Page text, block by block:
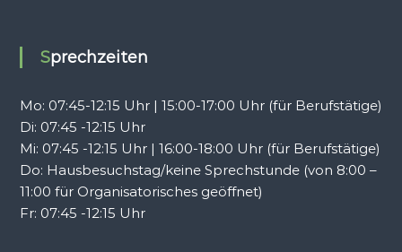
Sprechzeiten
Mo: 07:45-12:15 Uhr | 15:00-17:00 Uhr (für Berufstätige)
Di: 07:45 -12:15 Uhr
Mi: 07:45 -12:15 Uhr | 16:00-18:00 Uhr (für Berufstätige)
Do: Hausbesuchstag/keine Sprechstunde (von 8:00 –
11:00 für Organisatorisches geöffnet)
Fr: 07:45 -12:15 Uhr